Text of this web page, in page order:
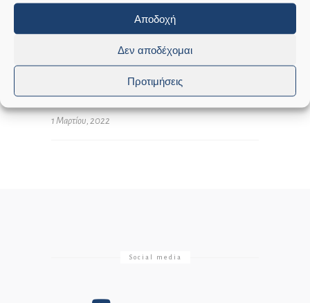
Αποδοχή
Δεν αποδέχομαι
Προτιμήσεις
1 Μαρτίου, 2022
Social media